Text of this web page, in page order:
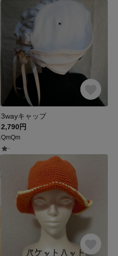
3wayキャップ
2,790円
QmQm
-